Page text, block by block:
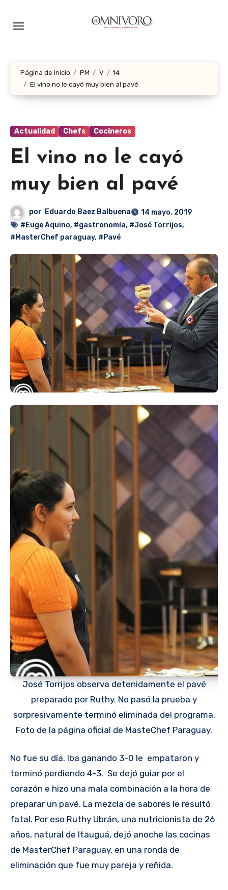
Página de inicio PM V
14
El vino no le cayó muy bien al pavé
Actualidad Chefs Cocineros
El vino no le cayó
muy bien al pavé
por Eduardo Baez Balbuena
14 mayo, 2019
#Euge Aquino, #gastronomía, #José Torrijos,
#MasterChef paraguay, #Pavé
José Torrijos observa detenidamente el pavé
preparado por Ruthy. No pasó la prueba y
sorpresivamente terminó eliminada del programa.
Foto de la página oficial de MasteChef Paraguay.
No fue su día. Iba ganando 3-0 le empataron y
terminó perdiendo 4-3. Se dejó guiar por el
corazón e hizo una mala combinación a la hora de
preparar un pavé. La mezcla de sabores le resultó
fatal. Por eso Ruthy Ubrán, una nutricionista de 26
años, natural de Itauguá, dejó anoche las cocinas
de MasterChef Paraguay, en una ronda de
eliminación que fue muy pareja y reñida.